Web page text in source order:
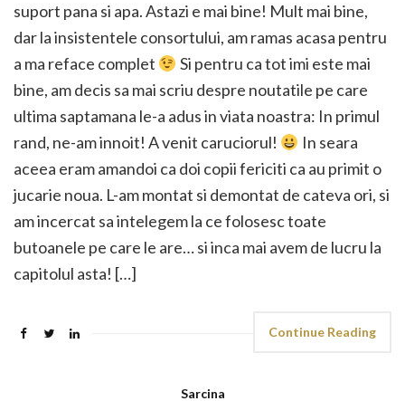
suport pana si apa. Astazi e mai bine! Mult mai bine,
dar la insistentele consortului, am ramas acasa pentru
a ma reface complet
Si pentru ca tot imi este mai
bine, am decis sa mai scriu despre noutatile pe care
ultima saptamana le-a adus in viata noastra: In primul
rand, ne-am innoit! A venit caruciorul!
In seara
aceea eram amandoi ca doi copii fericiti ca au primit o
jucarie noua. L-am montat si demontat de cateva ori, si
am incercat sa intelegem la ce folosesc toate
butoanele pe care le are… si inca mai avem de lucru la
capitolul asta! […]
Continue Reading
Sarcina